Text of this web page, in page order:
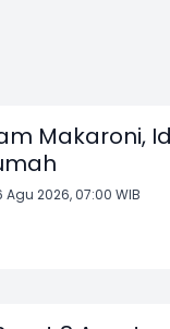
Makaroni,
Agu 2026, 07:00 WIB